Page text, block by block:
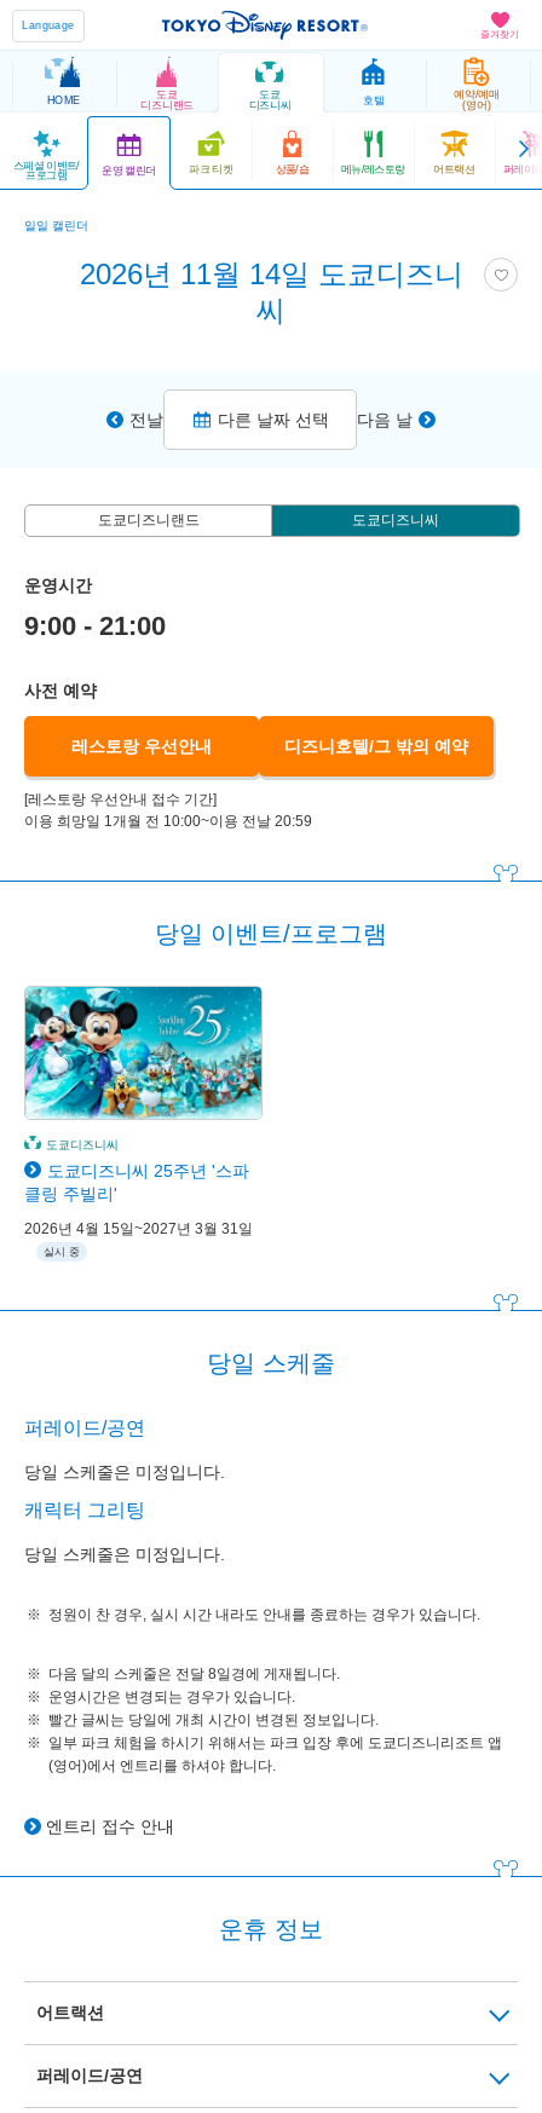
즐겨찾기
Language
HOME
도쿄
디즈니랜드
도쿄
디즈니씨
호텔
예약/예매
(영어)
스페셜 이벤트/
프로그램 운영 캘린더 파크 티켓 상품/숍 메뉴/레스토랑 어트랙션 퍼레이
일일 캘린더
2026년 11월 14일 도쿄디즈니
씨
전날 다른 날짜 선택 다음 날
도쿄디즈니랜드 도쿄디즈니씨
운영시간
9:00 - 21:00
사전 예약
레스토랑 우선안내 디즈니호텔/그 밖의 예약
[레스토랑 우선안내 접수 기간]
이용 희망일 1개월 전 10:00~이용 전날 20:59
당일 이벤트/프로그램
도쿄디즈니씨
도쿄디즈니씨 25주년 '스파
클링 주빌리'
2026년 4월 15일~2027년 3월 31일
실시 중
당일 스케줄
퍼레이드/공연
당일 스케줄은 미정입니다.
캐릭터 그리팅
당일 스케줄은 미정입니다.
정원이 찬 경우, 실시 시간 내라도 안내를 종료하는 경우가 있습니다.
다음 달의 스케줄은 전달 8일경에 게재됩니다.
운영시간은 변경되는 경우가 있습니다.
빨간 글씨는 당일에 개최 시간이 변경된 정보입니다.
일부 파크 체험을 하시기 위해서는 파크 입장 후에 도쿄디즈니리조트 앱
(영어)에서 엔트리를 하셔야 합니다.
엔트리 접수 안내
운휴 정보
어트랙션
퍼레이드/공연